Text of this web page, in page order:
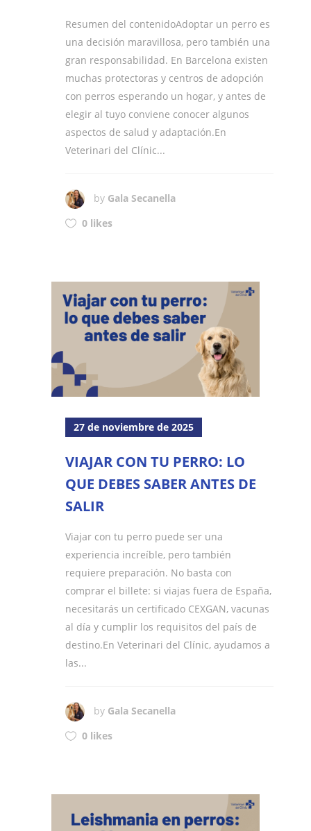
Resumen del contenidoAdoptar un perro es
una decisión maravillosa, pero también una
gran responsabilidad. En Barcelona existen
muchas protectoras y centros de adopción
con perros esperando un hogar, y antes de
elegir al tuyo conviene conocer algunos
aspectos de salud y adaptación.En
Veterinari del Clínic...
by Gala Secanella
0 likes
27 de noviembre de 2025
VIAJAR CON TU PERRO: LO
QUE DEBES SABER ANTES DE
SALIR
Viajar con tu perro puede ser una
experiencia increíble, pero también
requiere preparación. No basta con
comprar el billete: si viajas fuera de España,
necesitarás un certificado CEXGAN, vacunas
al día y cumplir los requisitos del país de
destino.En Veterinari del Clínic, ayudamos a
las...
by Gala Secanella
0 likes